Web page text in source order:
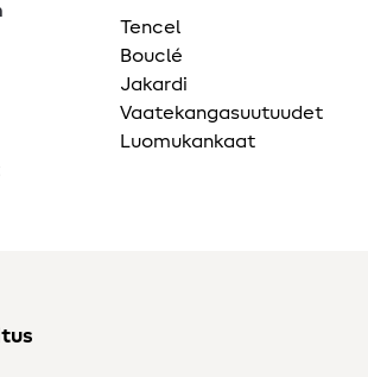
Tencel
Bouclé
Jakardi
Vaatekangasuutuudet
Luomukankaat